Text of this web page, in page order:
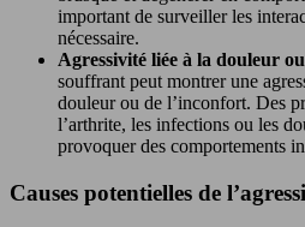
important de surveiller les
nécessaire.
Agressivité liée à la douleur
souffrant peut montrer une
douleur ou de l’inconfort. Des
l’arthrite, les infections ou les
provoquer des comportements
Causes potentielles de